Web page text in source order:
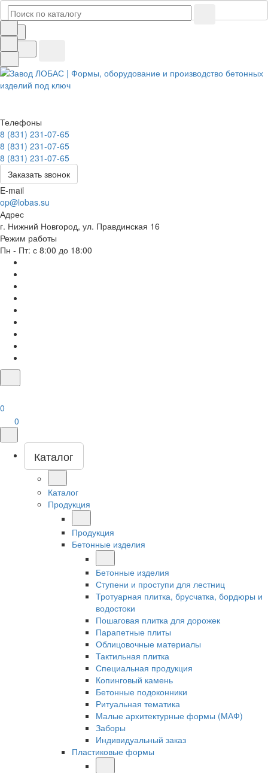
Телефоны
8 (831) 231-07-65
8 (831) 231-07-65
8 (831) 231-07-65
Заказать звонок
E-mail
op@lobas.su
Адрес
г. Нижний Новгород, ул. Правдинская 16
Режим работы
Пн - Пт: с 8:00 до 18:00
0
0
Каталог
Каталог
Продукция
Продукция
Бетонные изделия
Бетонные изделия
Ступени и проступи для лестниц
Тротуарная плитка, брусчатка, бордюры и
водостоки
Пошаговая плитка для дорожек
Парапетные плиты
Облицовочные материалы
Тактильная плитка
Специальная продукция
Копинговый камень
Бетонные подоконники
Ритуальная тематика
Малые архитектурные формы (МАФ)
Заборы
Индивидуальный заказ
Пластиковые формы